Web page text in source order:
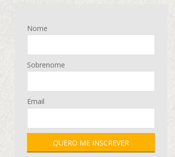
Nome
Sobrenome
Email